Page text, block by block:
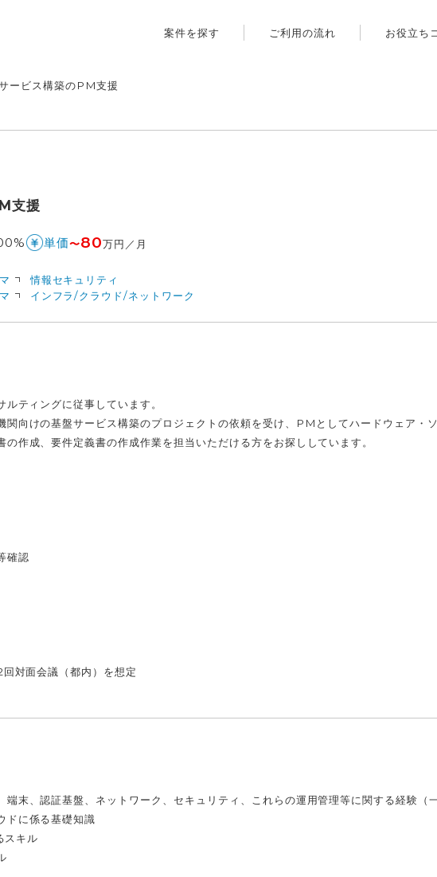
案件を探す ご利用の流れ お役立ち
ービス構築のPM支援
支援
単価〜80万円／月
情報セキュリティ
インフラ/クラウド/ネットワーク
ティングに従事しています。
向けの基盤サービス構築のプロジェクトの依頼を受け、PMとしてハードウェア・
作成、要件定義書の作成作業を担当いただける方をお探ししています。
確認
対面会議（都内）を想定
末、認証基盤、ネットワーク、セキュリティ、これらの運用管理等に関する経験（
ドに係る基礎知識
スキル